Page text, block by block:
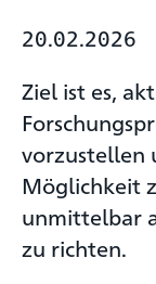
20.02.2026
Ziel ist es,
vorzustellen
Möglichkeit
unmittelbar
zu richten.